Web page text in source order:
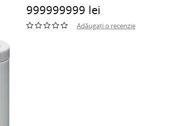
999999999 lei
Adăugați o recenzie